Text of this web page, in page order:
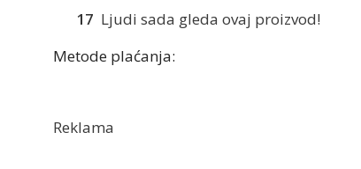
17 Ljudi sada gleda ovaj proizvod!
Metode plaćanja:
Reklama